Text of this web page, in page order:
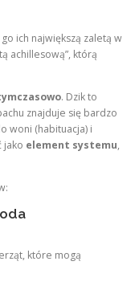
ich największą zaletą w
achillesową”, którą
. Dzik to
znajduje się bardzo
woni (habituacja) i
jako element systemu,
które mogą